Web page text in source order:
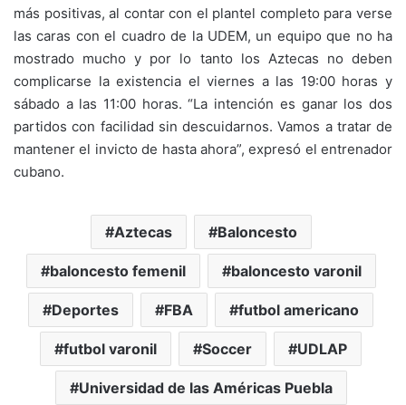
más positivas, al contar con el plantel completo para verse
las caras con el cuadro de la UDEM, un equipo que no ha
mostrado mucho y por lo tanto los Aztecas no deben
complicarse la existencia el viernes a las 19:00 horas y
sábado a las 11:00 horas. “La intención es ganar los dos
partidos con facilidad sin descuidarnos. Vamos a tratar de
mantener el invicto de hasta ahora”, expresó el entrenador
cubano.
Aztecas Baloncesto
baloncesto femenil baloncesto varonil
Deportes FBA futbol americano
futbol varonil Soccer UDLAP
Universidad de las Américas Puebla